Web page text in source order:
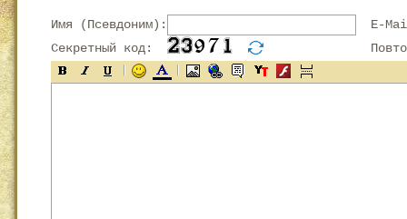
Имя (Псевдоним):
E-
Секретный код: